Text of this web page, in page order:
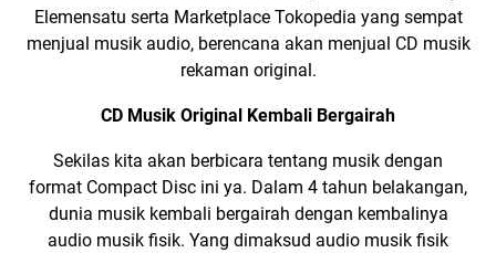
Elemensatu serta Marketplace Tokopedia yang sempat
menjual musik audio, berencana akan menjual CD musik
rekaman original.
CD Musik Original Kembali Bergairah
Sekilas kita akan berbicara tentang musik dengan
format Compact Disc ini ya. Dalam 4 tahun belakangan,
dunia musik kembali bergairah dengan kembalinya
audio musik fisik. Yang dimaksud audio musik fisik